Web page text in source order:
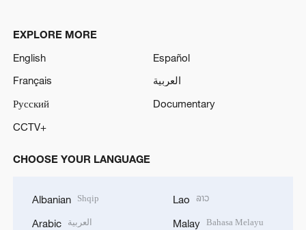
EXPLORE MORE
English
Español
Français
العربية
Русский
Documentary
CCTV+
CHOOSE YOUR LANGUAGE
Albanian Shqip
Arabic العربية
Lao ລາວ
Malay Bahasa Melayu